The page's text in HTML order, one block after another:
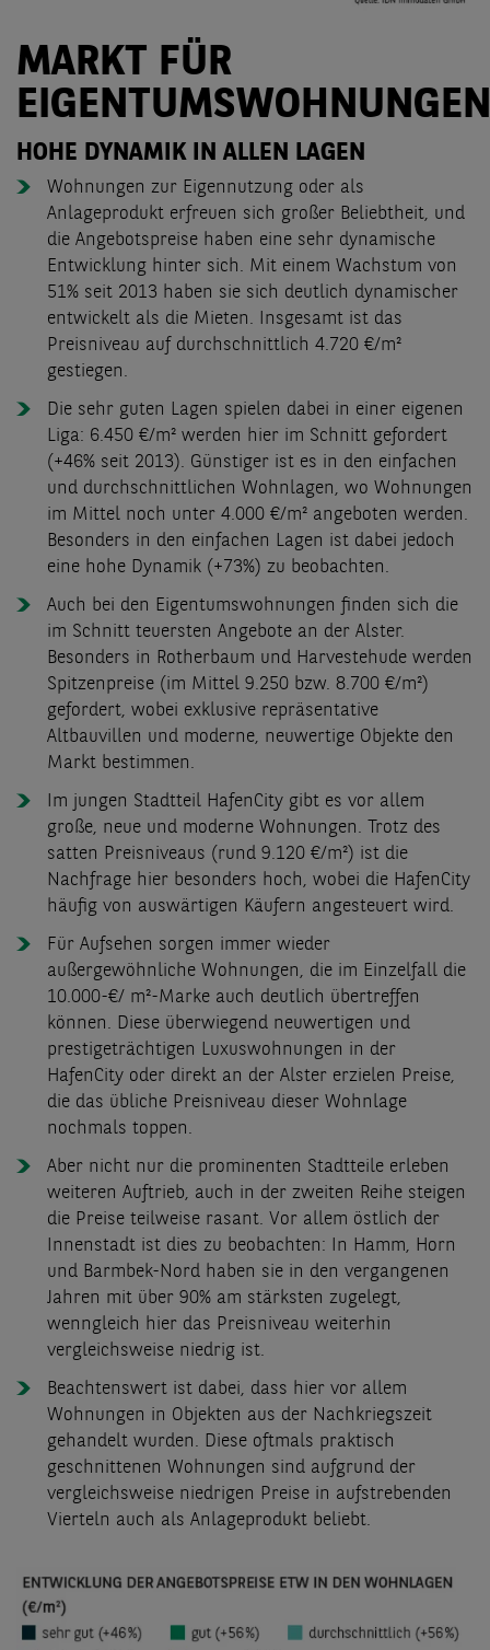
MARKT FÜR
EIGENTUMSWOHNUNGEN
HOHE DYNAMIK IN ALLEN LAGEN
Wohnungen zur Eigennutzung oder als
Anlageprodukt erfreuen sich großer Beliebtheit, und
die Angebotspreise haben eine sehr dynamische
Entwicklung hinter sich. Mit einem Wachstum von
51% seit 2013 haben sie sich deutlich dynamischer
entwickelt als die Mieten. Insgesamt ist das
Preisniveau auf durchschnittlich 4.720 €/m²
gestiegen.
Die sehr guten Lagen spielen dabei in einer eigenen
Liga: 6.450 €/m² werden hier im Schnitt gefordert
(+46% seit 2013). Günstiger ist es in den einfachen
und durchschnittlichen Wohnlagen, wo Wohnungen
im Mittel noch unter 4.000 €/m² angeboten werden.
Besonders in den einfachen Lagen ist dabei jedoch
eine hohe Dynamik (+73%) zu beobachten.
Auch bei den Eigentumswohnungen finden sich die
im Schnitt teuersten Angebote an der Alster.
Besonders in Rotherbaum und Harvestehude werden
Spitzenpreise (im Mittel 9.250 bzw. 8.700 €/m²)
gefordert, wobei exklusive repräsentative
Altbauvillen und moderne, neuwertige Objekte den
Markt bestimmen.
Im jungen Stadtteil HafenCity gibt es vor allem
große, neue und moderne Wohnungen. Trotz des
satten Preisniveaus (rund 9.120 €/m²) ist die
Nachfrage hier besonders hoch, wobei die HafenCity
häufig von auswärtigen Käufern angesteuert wird.
Für Aufsehen sorgen immer wieder
außergewöhnliche Wohnungen, die im Einzelfall die
10.000-€/ m²-Marke auch deutlich übertreffen
können. Diese überwiegend neuwertigen und
prestigeträchtigen Luxuswohnungen in der
HafenCity oder direkt an der Alster erzielen Preise,
die das übliche Preisniveau dieser Wohnlage
nochmals toppen.
Aber nicht nur die prominenten Stadtteile erleben
weiteren Auftrieb, auch in der zweiten Reihe steigen
die Preise teilweise rasant. Vor allem östlich der
Innenstadt ist dies zu beobachten: In Hamm, Horn
und Barmbek-Nord haben sie in den vergangenen
Jahren mit über 90% am stärksten zugelegt,
wenngleich hier das Preisniveau weiterhin
vergleichsweise niedrig ist.
Beachtenswert ist dabei, dass hier vor allem
Wohnungen in Objekten aus der Nachkriegszeit
gehandelt wurden. Diese oftmals praktisch
geschnittenen Wohnungen sind aufgrund der
vergleichsweise niedrigen Preise in aufstrebenden
Vierteln auch als Anlageprodukt beliebt.